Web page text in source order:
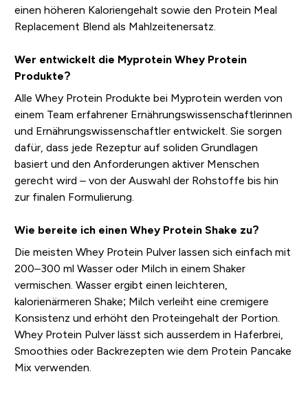
einen höheren Kaloriengehalt sowie den Protein Meal
Replacement Blend als Mahlzeitenersatz.
Wer entwickelt die Myprotein Whey Protein
Produkte?
Alle Whey Protein Produkte bei Myprotein werden von
einem Team erfahrener Ernährungswissenschaftlerinnen
und Ernährungswissenschaftler entwickelt. Sie sorgen
dafür, dass jede Rezeptur auf soliden Grundlagen
basiert und den Anforderungen aktiver Menschen
gerecht wird – von der Auswahl der Rohstoffe bis hin
zur finalen Formulierung.
Wie bereite ich einen Whey Protein Shake zu?
Die meisten Whey Protein Pulver lassen sich einfach mit
200–300 ml Wasser oder Milch in einem Shaker
vermischen. Wasser ergibt einen leichteren,
kalorienärmeren Shake; Milch verleiht eine cremigere
Konsistenz und erhöht den Proteingehalt der Portion.
Whey Protein Pulver lässt sich ausserdem in Haferbrei,
Smoothies oder Backrezepten wie dem Protein Pancake
Mix verwenden.